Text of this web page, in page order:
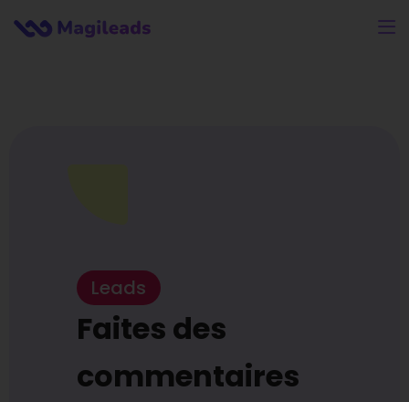
Leads
Faites des
commentaires